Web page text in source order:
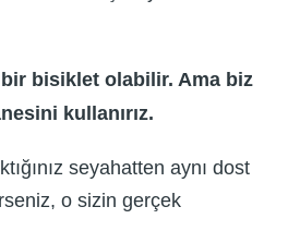
bisiklet olabilir. Ama biz
kullanırız.
seyahatten aynı dost
o sizin gerçek